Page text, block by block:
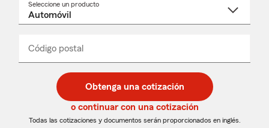
Seleccione un producto
desplegable
Código postal
de
5
dígitos
de
5
dígitos
_____
Obtenga una cotización
o continuar con una cotización
Todas las cotizaciones y documentos serán proporcionados en inglés.